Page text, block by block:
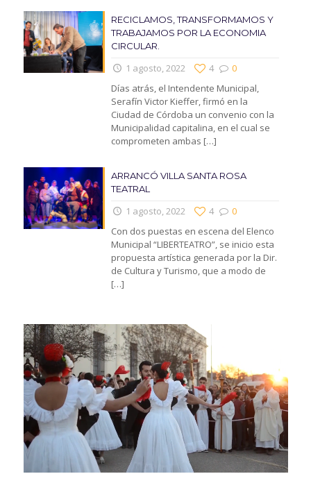
RECICLAMOS, TRANSFORMAMOS Y
TRABAJAMOS POR LA ECONOMIA
CIRCULAR.
1 agosto, 2022 0
4
Días atrás, el Intendente Municipal,
Serafín Victor Kieffer, firmó en la
Ciudad de Córdoba un convenio con la
Municipalidad capitalina, en el cual se
comprometen ambas […]
ARRANCÓ VILLA SANTA ROSA
TEATRAL
1 agosto, 2022 0
4
Con dos puestas en escena del Elenco
Municipal “LIBERTEATRO”, se inicio esta
propuesta artística generada por la Dir.
de Cultura y Turismo, que a modo de
[…]